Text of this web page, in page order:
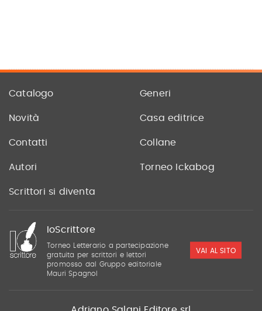
Catalogo Generi
Novità Casa editrice
Contatti Collane
Autori Torneo Ickabog
Scrittori si diventa
IoScrittore
Torneo Letterario a partecipazione
gratuita per scrittori e lettori
promosso dal Gruppo editoriale
Mauri Spagnol
VAI AL SITO